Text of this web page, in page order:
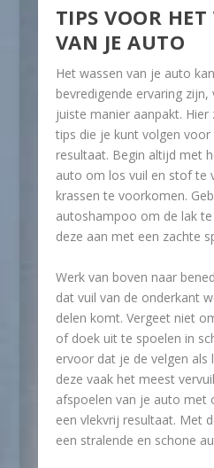
TIPS VOOR HET
VAN JE AUTO
Het wassen van je auto
bevredigende ervaring
juiste manier aanpakt. Hier
tips die je kunt volgen
resultaat. Begin altijd met
auto om los vuil en stof te
krassen te voorkomen.
autoshampoo om de lak
deze aan met een zachte
Werk van boven naar
dat vuil van de onderkant
delen komt. Vergeet niet
of doek uit te spoelen in
ervoor dat je de velgen
deze vaak het meest
afspoelen van je auto met
een vlekvrij resultaat. Met
een stralende en schone